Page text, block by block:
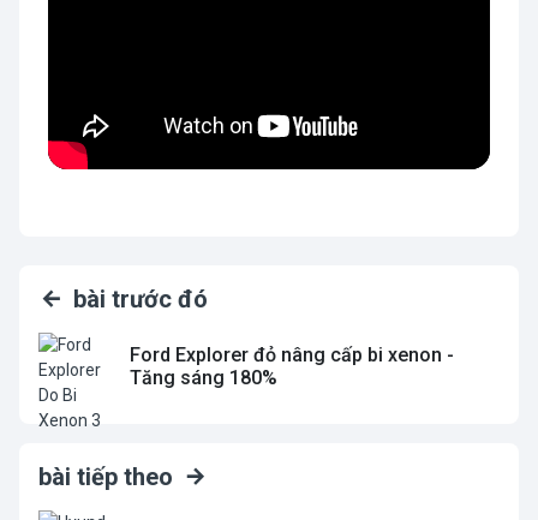
bài trước đó
Ford Explorer đỏ nâng cấp bi xenon -
Tăng sáng 180%
bài tiếp theo